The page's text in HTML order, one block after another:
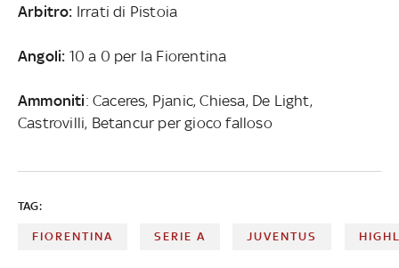
Arbitro: Irrati di Pistoia
Angoli: 10 a 0 per la Fiorentina
Ammoniti: Caceres, Pjanic, Chiesa, De Light,
Castrovilli, Betancur per gioco falloso
TAG:
FIORENTINA SERIE A JUVENTUS